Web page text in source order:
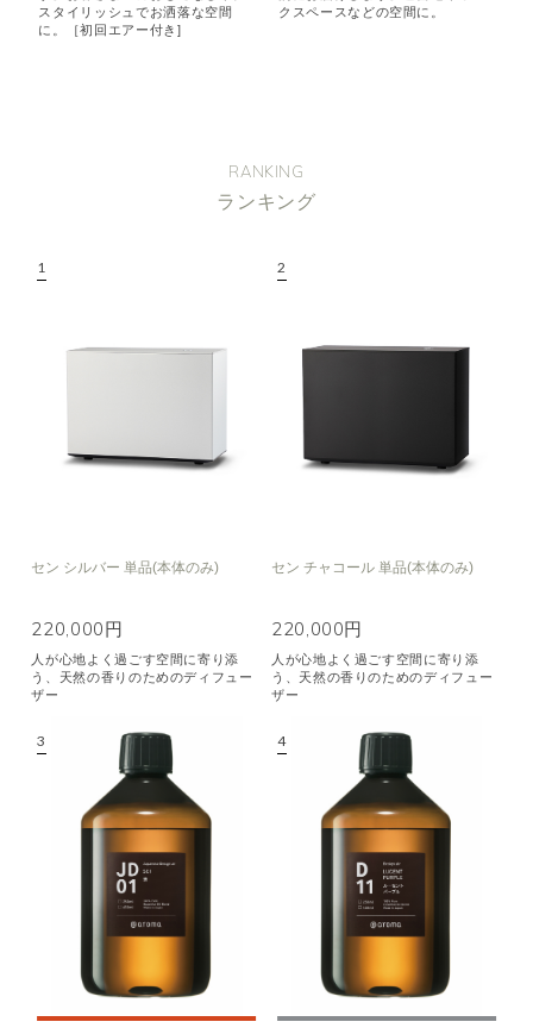
スタイリッシュでお洒落な空間
に。［初回エアー付き]
クスペースなどの空間に。
RANKING
ランキング
セン シルバー 単品(本体のみ)
220,000円
人が心地よく過ごす空間に寄り添
う、天然の香りのためのディフュー
ザー
セン チャコール 単品(本体のみ)
220,000円
人が心地よく過ごす空間に寄り添
う、天然の香りのためのディフュー
ザー